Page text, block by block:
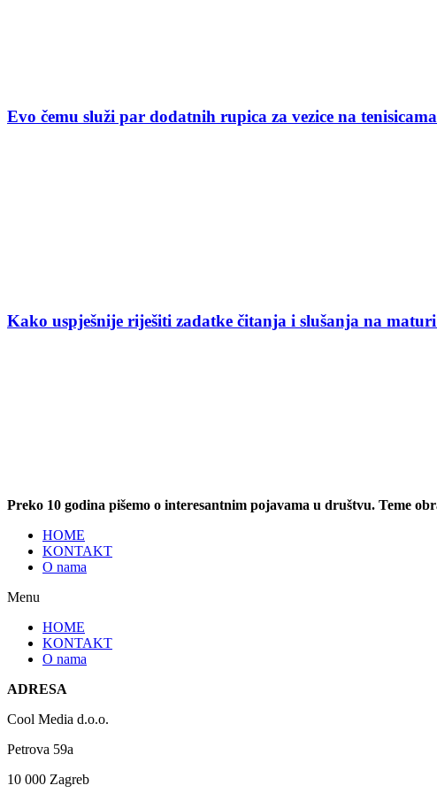
Evo čemu služi par dodatnih rupica za vezice na
Kako uspješnije riješiti zadatke čitanja i slušanja na
Preko 10 godina pišemo o interesantnim pojavama u društvu. Teme
HOME
KONTAKT
O nama
Menu
HOME
KONTAKT
O nama
ADRESA
Cool Media d.o.o.
Petrova 59a
10 000 Zagreb